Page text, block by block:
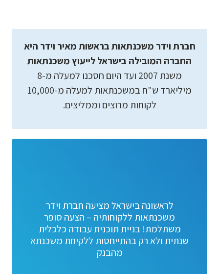
חברת וידר משכנתאות בראשות מאיר וידר היא
החברה המובילה בישראל לייעוץ משכנתאות
משנת 2007 ועד היום חסכנו למעלה מ-8
מיליארד ש"ח במשכנתאות למעלה מ-10,000
לקוחות מרוצים וממליצים.
לראשונה בישראל מציעה חברת וידר
משכנתאות ללקוחותיה – הצעה סופר
משתלמת! בניית תוכנית עבודה כלכלית
שנתית ולא רק בהתייחסות ללקיחת משכנתא
מהבנק